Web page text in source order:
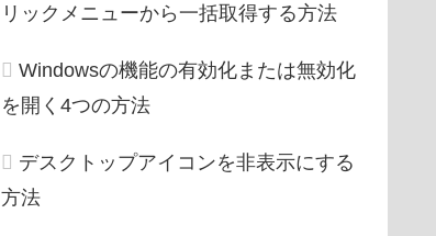
リックメニューから一括取得する方法
Windowsの機能の有効化または無効化
を開く4つの方法
デスクトップアイコンを非表示にする
方法